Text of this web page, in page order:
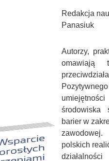
Redakcja
Panasiuk
Autorzy,
umiejętności
środowiska
barier w
polskich